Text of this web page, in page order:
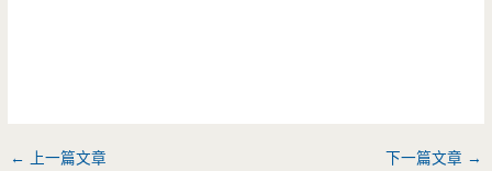
← 上一篇文章 下一篇文章 →